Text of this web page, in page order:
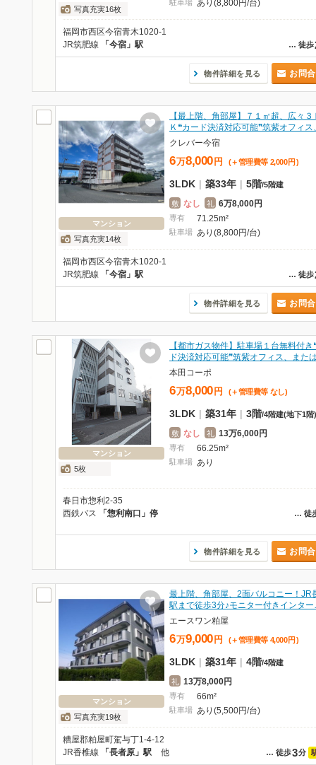
写真充実16枚
駐車場 あり(8,800円/台)
福岡市西区今宿青木1020-1
… 徒歩
JR筑肥線 「今宿」駅
物件詳細を見る お問
マンション
写真充実14枚
【最上階、角部屋】７１㎡超、広々３
Ｋ❝カード決済対応可能❞筑紫オフィ
クレバー今宿
6万8,000 円 (＋管理費等 2,000 円 )
3LDK | 築33年 | 5階/5階建
敷 なし 礼 6万8,000円
専有 71.25m²
駐車場 あり(8,800円/台)
福岡市西区今宿青木1020-1
… 徒歩
JR筑肥線 「今宿」駅
物件詳細を見る お問
マンション
5枚
【都市ガス物件】駐車場１台無料付き
ド決済対応可能❞筑紫オフィス、また
本田コーポ
6万8,000 円 (＋管理費等 なし)
3LDK | 築31年 | 3階/4階建(地下1階)
敷 なし 礼 13万6,000円
専有 66.25m²
駐車場 あり
春日市惣利2-35
… 徒
西鉄バス 「惣利南口」停
物件詳細を見る お問
マンション
写真充実19枚
最上階、角部屋、2面バルコニー！JR
駅まで徒歩3分♪モニター付きインタ
エースワン粕屋
6万9,000 円 (＋管理費等 4,000 円 )
3LDK | 築31年 | 4階/4階建
礼 13万8,000円
専有 66m²
駐車場 あり(5,500円/台)
糟屋郡粕屋町駕与丁1-4-12
… 徒歩3分
JR香椎線 「長者原」駅 他